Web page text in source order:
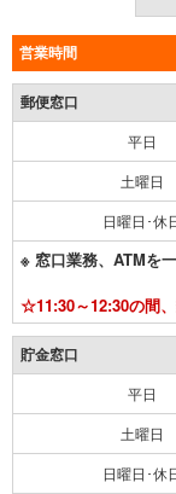
営業時間
郵便窓口
平日
土曜日
日曜日･休
※ 窓口業務、ATMを
☆11:30～12:30の間、
貯金窓口
平日
土曜日
日曜日･休